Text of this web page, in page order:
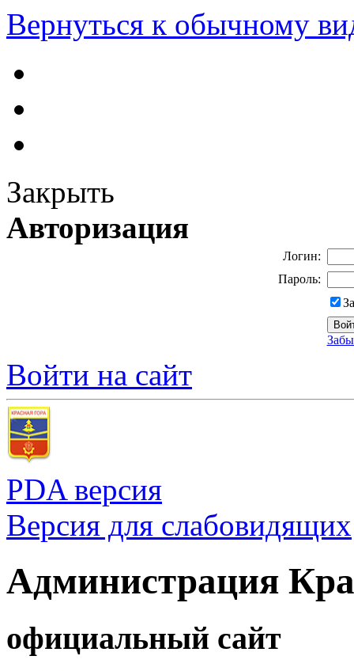
Вернуться к обычному
Закрыть
Авторизация
Логин:
Пароль:
Войти на сайт
PDA версия
Версия для слабовидящих
Администрация
официальный сайт